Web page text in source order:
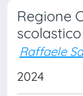
Regione
Raffaele
2024